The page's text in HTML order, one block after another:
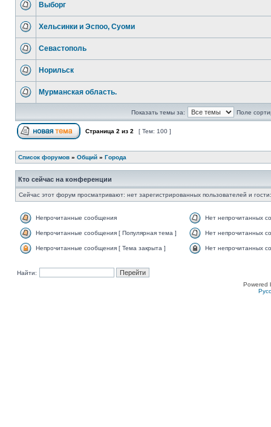
Выборг
Хельсинки и Эспоо, Суоми
Севастополь
Норильск
Мурманская область.
Показать темы за: Поле
Страница 2 из 2 [ Тем: 100 ]
Список форумов » Общий » Города
Кто сейчас на конференции
Сейчас этот форум просматривают: нет зарегистрированных пользователей и
Непрочитанные сообщения Нет непрочитанных
Непрочитанные сообщения [ Популярная тема ] Нет непрочитанных
Непрочитанные сообщения [ Тема закрыта ] Нет непрочитанных
Найти:
Powered